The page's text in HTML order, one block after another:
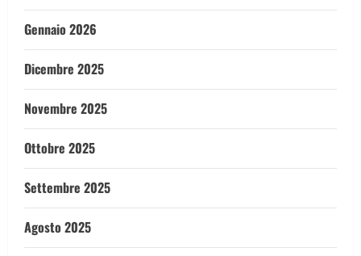
Gennaio 2026
Dicembre 2025
Novembre 2025
Ottobre 2025
Settembre 2025
Agosto 2025